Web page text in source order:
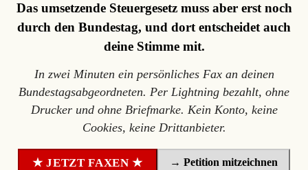
Das umsetzende Steuergesetz muss aber erst noch
durch den Bundestag, und dort entscheidet auch
deine Stimme mit.
In zwei Minuten ein persönliches Fax an deinen
Bundestagsabgeordneten. Per Lightning bezahlt, ohne
Drucker und ohne Briefmarke. Kein Konto, keine
Cookies, keine Drittanbieter.
★ JETZT FAXEN ★ → Petition mitzeichnen